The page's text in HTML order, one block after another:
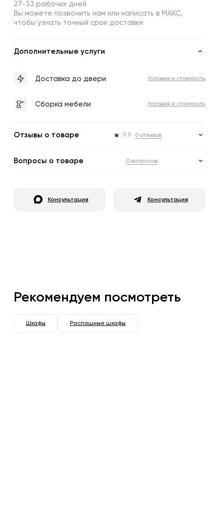
27-33 рабочих дней
Вы можете позвонить нам или написать в МАКС,
чтобы узнать точный срок доставки
Дополнительные услуги
Доставка до двери Условия и стоимость
Сборка мебели Условия и стоимость
Отзывы о товаре 0.0 0 отзывов
Вопросы о товаре 0 вопросов
Консультация Консультация
Рекомендуем посмотреть
Шкафы Распашные шкафы